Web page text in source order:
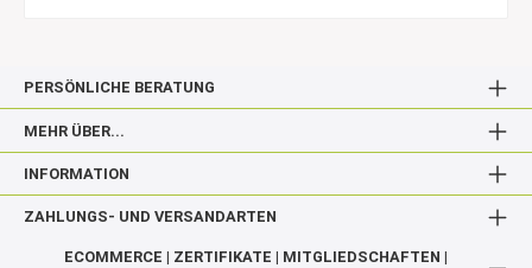
PERSÖNLICHE BERATUNG
MEHR ÜBER...
INFORMATION
ZAHLUNGS- UND VERSANDARTEN
ECOMMERCE | ZERTIFIKATE | MITGLIEDSCHAFTEN |